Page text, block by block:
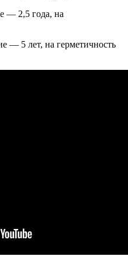
— 2,5 года, на
— 5 лет, на герметичность